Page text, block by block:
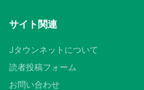
サイト関連
Jタウンネットについて
読者投稿フォーム
お問い合わせ